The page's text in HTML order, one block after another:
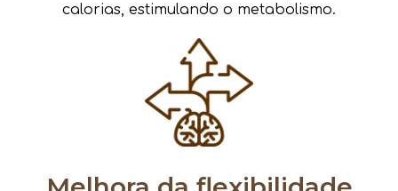
calorias, estimulando o metabolismo.